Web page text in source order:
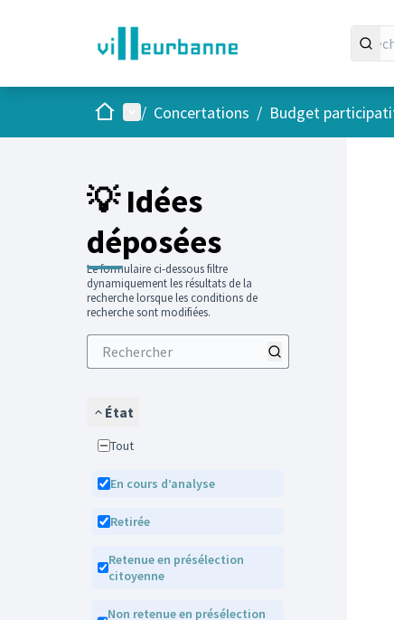
AccueilMenu principal
/ Concertations / Budget
💡 Idées
déposées
Le formulaire ci-dessous filtre
dynamiquement les résultats de la
recherche lorsque les conditions de
recherche sont modifiées.
État
Tout
En cours d’analyse
Retirée
Retenue en présélection
citoyenne
Non retenue en présélection